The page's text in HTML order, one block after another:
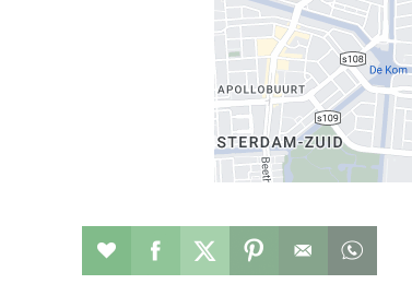
Restaurant toevoegen aan favorieten
Deel dit op facebook
Deel dit op twitter
Deel dit op pinterest